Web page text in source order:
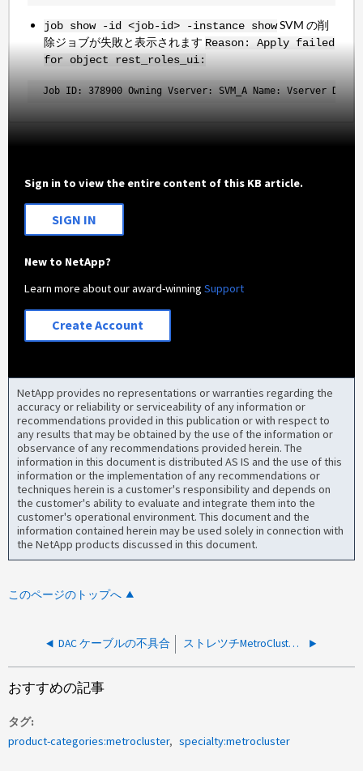
job show -id <job-id> -instance showSVM の削
除ジョブが失敗と表示されます Reason: Apply failed
for object rest_roles_ui:
Job ID: 378900 Owning Vserver: SVM_A Name: Vserver
Sign in to view the entire content of this KB article.
SIGN IN
New to NetApp?
Learn more about our award-winningSupport
Create Account
NetApp provides no representations or warranties regarding the
accuracy or reliability or serviceability of any information or
recommendations provided in this publication or with respect to
any results that may be obtained by the use of the information or
observance of any recommendations provided herein. The
information in this document is distributed AS IS and the use of this
information or the implementation of any recommendations or
techniques herein is a customer's responsibility and depends on
the customer's ability to evaluate and integrate them into the
customer's operational environment. This document and the
information contained herein may be used solely in connection with
the NetApp products discussed in this document.
このページのトップへ
DAC ケーブルの不具合 ストレツチMetroClusterノFC-VIホオトニタイスルリンクテエタレートガタダシサレル
おすすめの記事
タグ
product-categories:metrocluster
specialty:metrocluster